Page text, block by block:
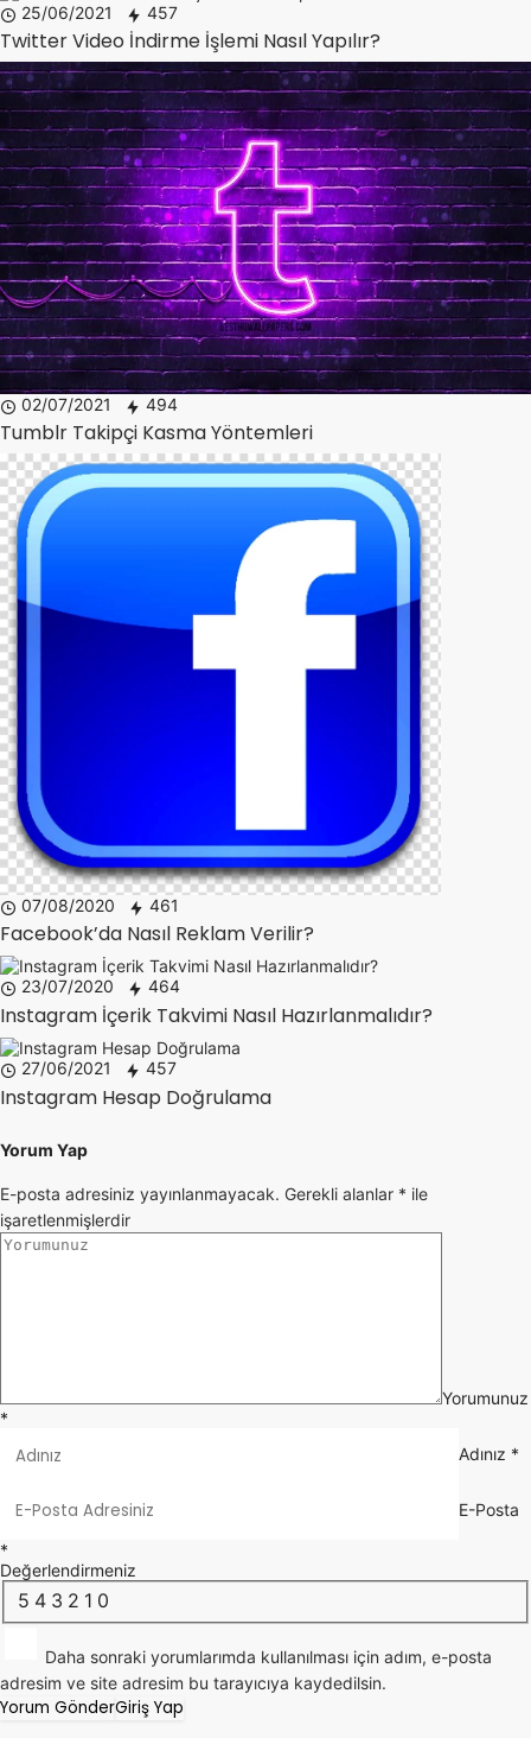
25/06/2021 457
Twitter Video İndirme İşlemi Nasıl Yapılır?
02/07/2021 494
Tumblr Takipçi Kasma Yöntemleri
07/08/2020 461
Facebook’da Nasıl Reklam Verilir?
23/07/2020 464
Instagram İçerik Takvimi Nasıl Hazırlanmalıdır?
27/06/2021 457
Instagram Hesap Doğrulama
Yorum Yap
E-posta adresiniz yayınlanmayacak. Gerekli alanlar * ile
işaretlenmişlerdir
Yorumunuz
*
Adınız *
E-Posta
*
Değerlendirmeniz
5 4 3 2 1 0
Daha sonraki yorumlarımda kullanılması için adım, e-posta
adresim ve site adresim bu tarayıcıya kaydedilsin.
Yorum GönderGiriş Yap